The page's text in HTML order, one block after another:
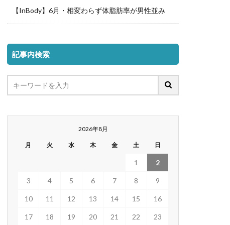
【InBody】6月・相変わらず体脂肪率が男性並み
記事内検索
2026年8月
月 火 水 木 金 土 日
1 2
3 4 5 6 7 8 9
10 11 12 13 14 15 16
17 18 19 20 21 22 23